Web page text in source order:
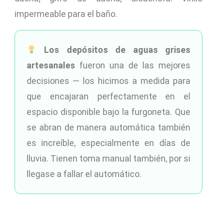
impermeable para el baño.
Los depósitos de aguas grises
artesanales fueron una de las mejores
decisiones — los hicimos a medida para
que encajaran perfectamente en el
espacio disponible bajo la furgoneta. Que
se abran de manera automática también
es increíble, especialmente en días de
lluvia. Tienen toma manual también, por si
llegase a fallar el automático.